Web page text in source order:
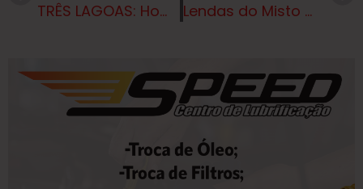
TRÊS LAGOAS: Homem morre e outro fica ferido após ataque a tiros Lendas do Misto mostra o seu Potencial em cima do Adversário